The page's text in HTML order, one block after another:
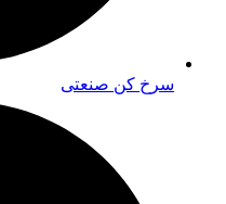
سرخ کن صنعتی